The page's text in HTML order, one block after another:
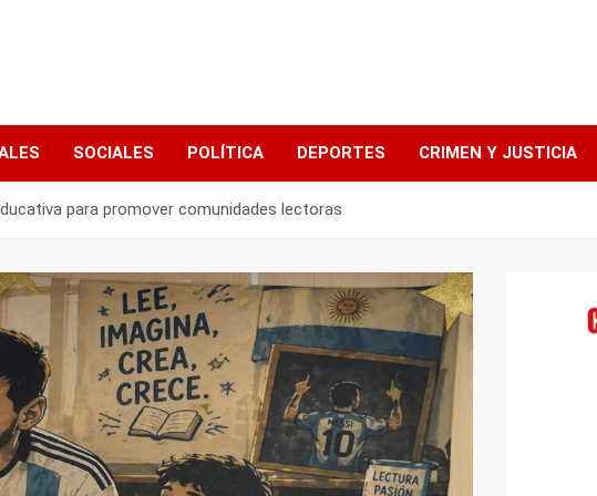
SOCIALES POLÍTICA DEPORTES CRIMEN Y JUSTICIA
para promover comunidades lectoras